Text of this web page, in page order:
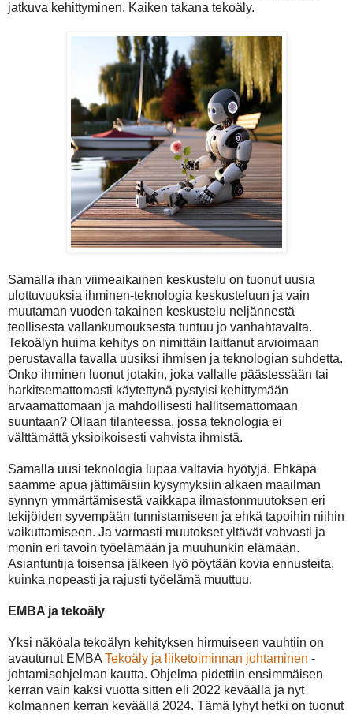
jatkuva kehittyminen. Kaiken takana tekoäly.
Samalla ihan viimeaikainen keskustelu on tuonut uusia
ulottuvuuksia ihminen-teknologia keskusteluun ja vain
muutaman vuoden takainen keskustelu neljännestä
teollisesta vallankumouksesta tuntuu jo vanhahtavalta.
Tekoälyn huima kehitys on nimittäin laittanut arvioimaan
perustavalla tavalla uusiksi ihmisen ja teknologian suhdetta.
Onko ihminen luonut jotakin, joka vallalle päästessään tai
harkitsemattomasti käytettynä pystyisi kehittymään
arvaamattomaan ja mahdollisesti hallitsemattomaan
suuntaan? Ollaan tilanteessa, jossa teknologia ei
välttämättä yksioikoisesti vahvista ihmistä.
Samalla uusi teknologia lupaa valtavia hyötyjä. Ehkäpä
saamme apua jättimäisiin kysymyksiin alkaen maailman
synnyn ymmärtämisestä vaikkapa ilmastonmuutoksen eri
tekijöiden syvempään tunnistamiseen ja ehkä tapoihin niihin
vaikuttamiseen. Ja varmasti muutokset yltävät vahvasti ja
monin eri tavoin työelämään ja muuhunkin elämään.
Asiantuntija toisensa jälkeen lyö pöytään kovia ennusteita,
kuinka nopeasti ja rajusti työelämä muuttuu.
EMBA ja tekoäly
Yksi näköala tekoälyn kehityksen hirmuiseen vauhtiin on
avautunut EMBA Tekoäly ja liiketoiminnan johtaminen -
johtamisohjelman kautta. Ohjelma pidettiin ensimmäisen
kerran vain kaksi vuotta sitten eli 2022 keväällä ja nyt
kolmannen kerran keväällä 2024. Tämä lyhyt hetki on tuonut